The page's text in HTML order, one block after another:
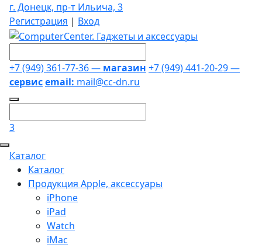
г. Донецк, пр-т Ильича, 3
Регистрация | Вход
+7 (949) 361-77-36 — магазин +7 (949) 441-20-29 —
сервисemail: mail@cc-dn.ru
3
Каталог
Каталог
Продукция Apple, аксессуары
iPhone
iPad
Watch
iMac